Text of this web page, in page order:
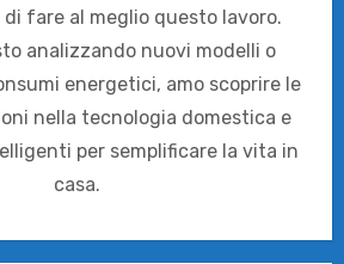
fare al meglio questo lavoro.
analizzando nuovi modelli o
energetici, amo scoprire le
nella tecnologia domestica e
per semplificare la vita in
casa.